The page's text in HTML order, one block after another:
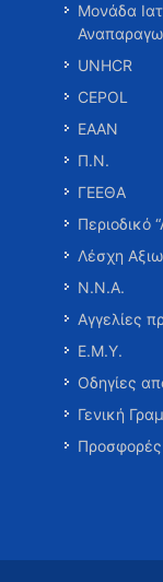
Μονάδα
UNHCR
CEPOL
ΕΑΑΝ
Π.Ν.
ΓΕΕΘΑ
Περιοδικό
Λέσχη
Ν.Ν.Α.
Αγγελίες
Ε.Μ.Υ.
Οδηγίες
Γενική